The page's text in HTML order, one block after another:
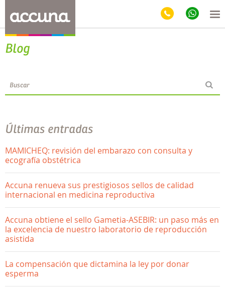
Blog
Últimas entradas
MAMICHEQ: revisión del embarazo con consulta y
ecografía obstétrica
Accuna renueva sus prestigiosos sellos de calidad
internacional en medicina reproductiva
Accuna obtiene el sello Gametia-ASEBIR: un paso más en
la excelencia de nuestro laboratorio de reproducción
asistida
La compensación que dictamina la ley por donar
esperma